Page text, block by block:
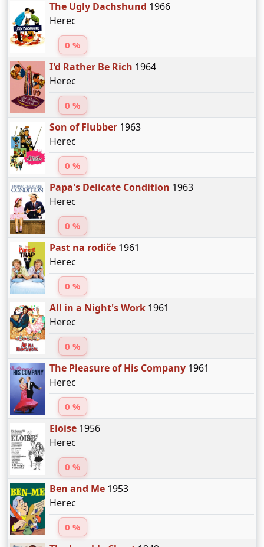
The Ugly Dachshund 1966
Herec
0 %
I'd Rather Be Rich 1964
Herec
0 %
Son of Flubber1963
Herec
0 %
Papa's Delicate Condition 1963
Herec
0 %
Past na rodiče1961
Herec
0 %
All in a Night's Work1961
Herec
0 %
The Pleasure of His Company1961
Herec
0 %
Eloise1956
Herec
0 %
Ben and Me1953
Herec
0 %